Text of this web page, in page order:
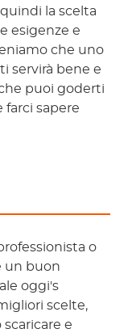
la scelta
esigenze e
che uno
servirà bene e
puoi goderti
farci sapere
o
un buon
oggi's
scelte,
e